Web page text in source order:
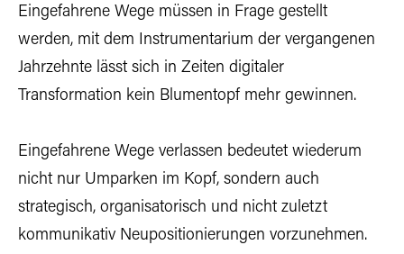
Eingefahrene Wege müssen in Frage gestellt
werden, mit dem Instrumentarium der vergangenen
Jahrzehnte lässt sich in Zeiten digitaler
Transformation kein Blumentopf mehr gewinnen.
Eingefahrene Wege verlassen bedeutet wiederum
nicht nur Umparken im Kopf, sondern auch
strategisch, organisatorisch und nicht zuletzt
kommunikativ Neupositionierungen vorzunehmen.